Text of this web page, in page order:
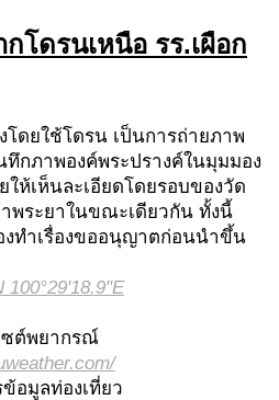
โดรนเหนือ รร.เผือก
ใช้โดรน เป็นการถ่ายภาพ
กภาพองค์พระปรางค์ในมุมมอง
ห้เห็นละเอียดโดยรอบของวัด
พระยาในขณะเดียวกัน ทั้งนี้
งทำเรื่องขออนุญาตก่อนนำขึ้น
100°29'18.9"E
ต์พยากรณ์
ท่องเที่ยว